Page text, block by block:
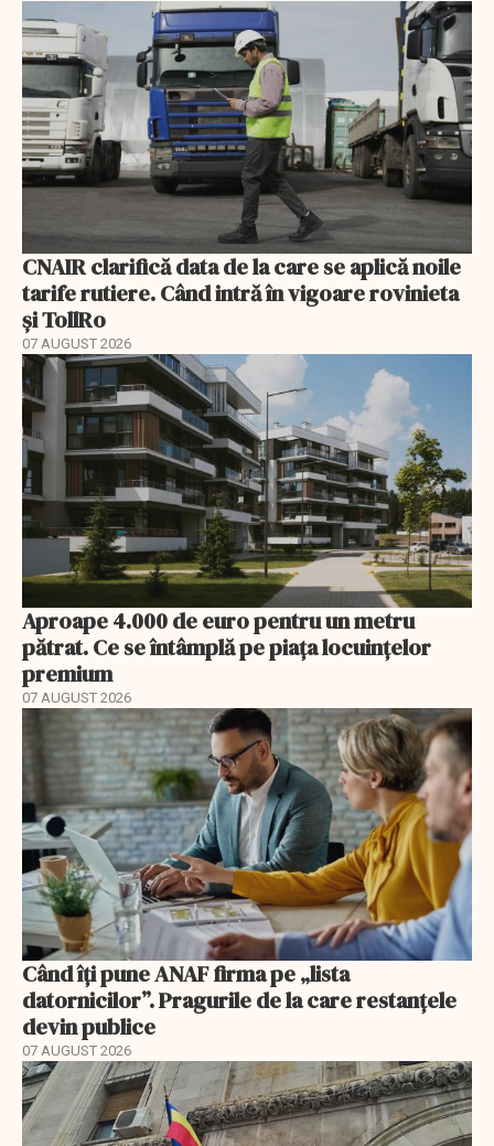
CNAIR clarifică data de la care se aplică noile
tarife rutiere. Când intră în vigoare rovinieta
și TollRo
07 AUGUST 2026
Aproape 4.000 de euro pentru un metru
pătrat. Ce se întâmplă pe piața locuințelor
premium
07 AUGUST 2026
Când îți pune ANAF firma pe „lista
datornicilor”. Pragurile de la care restanțele
devin publice
07 AUGUST 2026